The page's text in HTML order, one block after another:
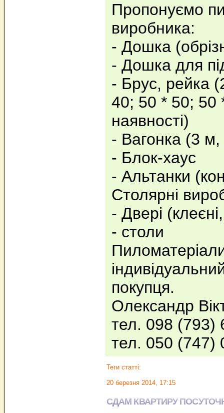
Пропонуємо
виробника:
- Дошка
- Дошка для
- Брус, рейка
40; 50 * 50; 50
наявності)
- Вагонка (3
- Блок-хаус
- Альтанки
Столярні
- Двері
- столи
покупця.
Олександр
тел. 098 (793)
тел. 050 (747)
Теги статті:
20 березня 2014, 17:15
СДАМ КВАРТИРУ